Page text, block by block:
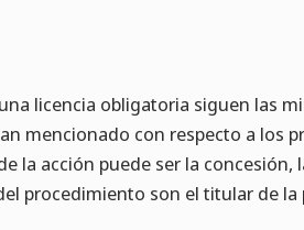
licencia obligatoria siguen las
mencionado con respecto a los
la acción puede ser la concesión,
procedimiento son el titular de